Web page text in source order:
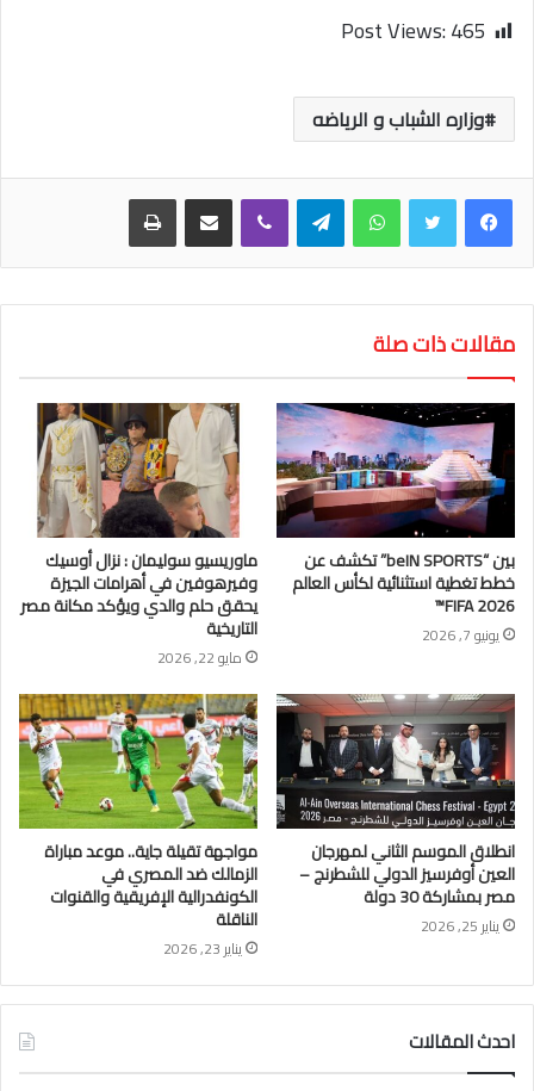
Post Views:465
وزاره الشباب و الرياضه
واتساب تيلقرام
مقالات ذات صلة
بين “beIN SPORTS” تكشف عن
خطط تغطية استثنائية لكأس العالم
FIFA 2026™
يونيو 7, 2026
ماوريسيو سوليمان : نزال أوسيك
وفيرهوفين في أهرامات الجيزة
يحقق حلم والدي ويؤكد مكانة مصر
التاريخية
مايو 22, 2026
انطلاق الموسم الثاني لمهرجان
العين أوفرسيز الدولي للشطرنج –
مصر بمشاركة 30 دولة
يناير 25, 2026
مواجهة تقيلة جاية.. موعد مباراة
الزمالك ضد المصري في
الكونفدرالية الإفريقية والقنوات
الناقلة
يناير 23, 2026
احدث المقالات